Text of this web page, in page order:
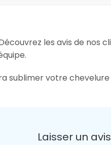
les avis de nos
sublimer votre
Laisser un avis